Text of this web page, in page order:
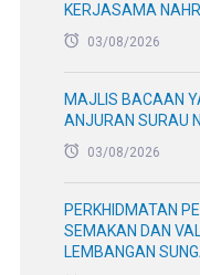
KERJASAMA
03/08/2026
MAJLIS BACAAN
ANJURAN SURAU
03/08/2026
PERKHIDMATAN
SEMAKAN DAN
LEMBANGAN